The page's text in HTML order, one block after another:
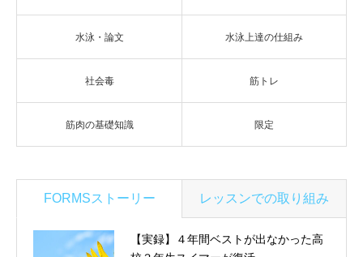
水泳・論文 水泳上達の仕組み
社会毒 筋トレ
筋肉の基礎知識 限定
FORMSストーリー レッスンでの取り組み
【実録】４年間ベストが出なかった高